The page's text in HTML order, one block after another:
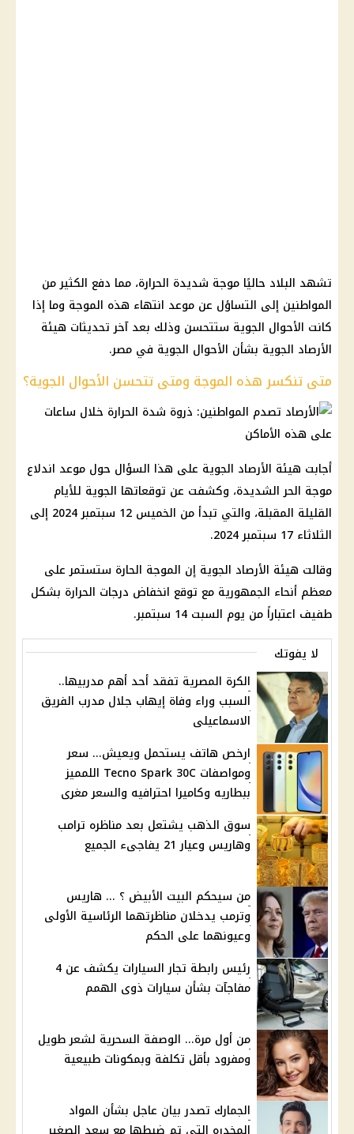
تشهد البلاد حاليًا موجة شديدة الحرارة، مما دفع الكثير من
المواطنين إلى التساؤل عن موعد انتهاء هذه الموجة وما إذا
كانت الأحوال الجوية ستتحسن وذلك بعد آخر تحديثات هيئة
الأرصاد الجوية بشأن الأحوال الجوية في مصر.
متى تنكسر هذه الموجة ومتى تتحسن الأحوال الجوية؟
أجابت هيئة الأرصاد الجوية على هذا السؤال حول موعد اندلاع
موجة الحر الشديدة، وكشفت عن توقعاتها الجوية للأيام
القليلة المقبلة، والتي تبدأ من الخميس 12 سبتمبر 2024 إلى
الثلاثاء 17 سبتمبر 2024.
وقالت هيئة الأرصاد الجوية إن الموجة الحارة ستستمر على
معظم أنحاء الجمهورية مع توقع انخفاض درجات الحرارة بشكل
طفيف اعتباراً من يوم السبت 14 سبتمبر.
لا يفوتك
الكرة المصرية تفقد أحد أهم مدربيها..
السبب وراء وفاة إيهاب جلال مدرب الفريق
الاسماعيلى
ارخص هاتف يستحمل ويعيش... سعر
ومواصفات Tecno Spark 30C اللمميز
ببطاريه وكاميرا احترافيه والسعر مغرى
سوق الذهب يشتعل بعد مناظره ترامب
وهاريس وعيار 21 يفاجىء الجميع
من سيحكم البيت الأبيض ؟ ... هاريس
وترمب يدخلان مناظرتهما الرئاسية الأولى
وعيونهما على الحكم
رئيس رابطة تجار السيارات يكشف عن 4
مفاجآت بشأن سيارات ذوى الهمم
من أول مرة... الوصفة السحرية لشعر طويل
ومفرود بأقل تكلفة وبمكونات طبيعية
الجمارك تصدر بيان عاجل بشأن المواد